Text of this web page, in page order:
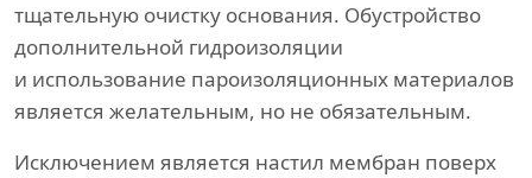
тщательную очистку основания. Обустройство
дополнительной гидроизоляции
и использование пароизоляционных материалов
является желательным, но не обязательным.
Исключением является настил мембран поверх